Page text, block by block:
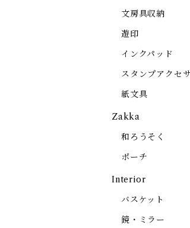
文房具収納
遊印
インクパッド
スタンプアクセ
紙文具
Zakka
和ろうそく
ポーチ
Interior
バスケット
鏡・ミラー